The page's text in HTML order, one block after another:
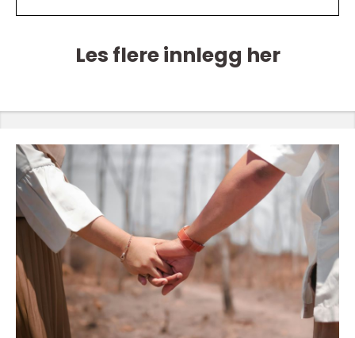
Les flere innlegg her